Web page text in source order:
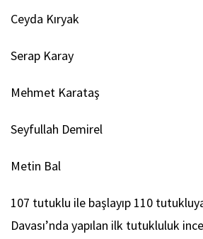
Ceyda Kıryak
Serap Karay
Mehmet Karataş
Seyfullah Demirel
Metin Bal
107 tutuklu ile başlayıp 110
Davası’nda yapılan ilk tutukluluk